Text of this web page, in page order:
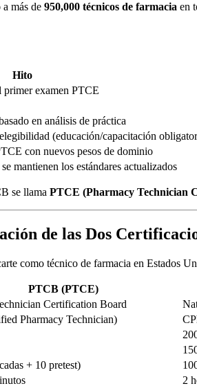
más de 950,000 técnicos de farmacia en
Hito
examen PTCE
en análisis de práctica
(educación/capacitación
con nuevos pesos de dominio
mantienen los estándares actualizados
se llama PTCE (Pharmacy Technician
de las Dos
como técnico de farmacia en Estados
PTCB (PTCE)
Certification Board
Pharmacy Technician)
+ 10 pretest)
2